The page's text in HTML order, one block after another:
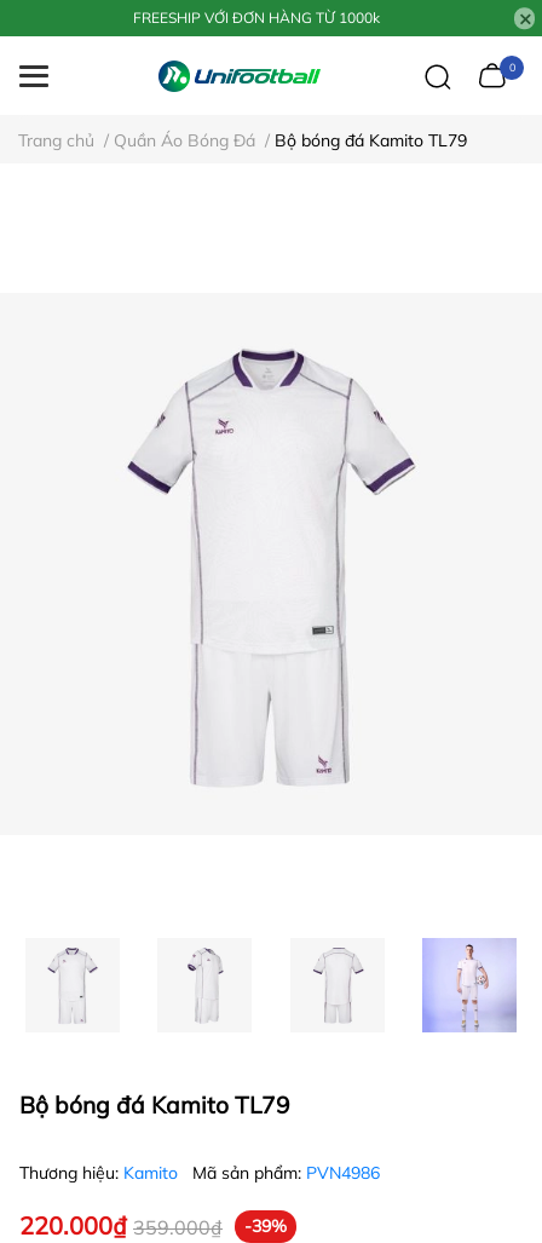
FREESHIP VỚI ĐƠN HÀNG TỪ 1000k
0
Trang chủ / Quần Áo Bóng Đá / Bộ bóng đá Kamito TL79
Bộ bóng đá Kamito TL79
Thương hiệu: Kamito Mã sản phẩm: PVN4986
220.000₫ 359.000₫
-39%